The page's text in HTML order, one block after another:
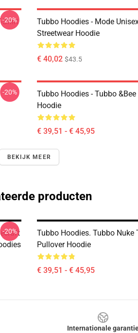
Shirt
-20%
Tubbo Hoodies - Mode
Streetwear Hoodie
€ 40,02 $43.5
-20%
Tubbo Hoodies - Tubbo
Hoodie
€ 39,51 - € 45,95
BEKIJK MEER
producten
-20%
Tubbo Hoodies. Tubbo Nuke
Pullover Hoodie
€ 39,51 - € 45,95
Internationale